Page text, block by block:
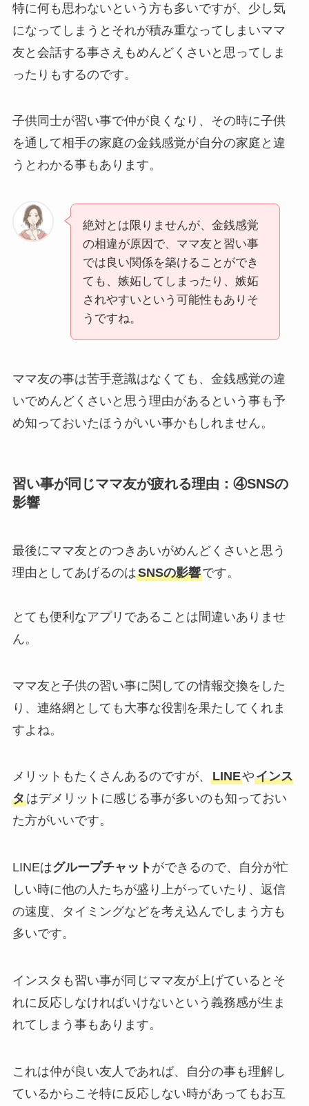
特に何も思わないという方も多いですが、少し気
になってしまうとそれが積み重なってしまいママ
友と会話する事さえもめんどくさいと思ってしま
ったりもするのです。
子供同士が習い事で仲が良くなり、その時に子供
を通して相手の家庭の金銭感覚が自分の家庭と違
うとわかる事もあります。
絶対とは限りませんが、金銭感覚
の相違が原因で、ママ友と習い事
では良い関係を築けることができ
ても、嫉妬してしまったり、嫉妬
されやすいという可能性もありそ
うですね。
ママ友の事は苦手意識はなくても、金銭感覚の違
いでめんどくさいと思う理由があるという事も予
め知っておいたほうがいい事かもしれません。
習い事が同じママ友が疲れる理由：④SNSの
影響
最後にママ友とのつきあいがめんどくさいと思う
理由としてあげるのはSNSの影響です。
とても便利なアプリであることは間違いありませ
ん。
ママ友と子供の習い事に関しての情報交換をした
り、連絡網としても大事な役割を果たしてくれま
すよね。
メリットもたくさんあるのですが、 LINEやインス
タはデメリットに感じる事が多いのも知っておい
た方がいいです。
LINEはグループチャット ができるので、自分が忙
しい時に他の人たちが盛り上がっていたり、返信
の速度、タイミングなどを考え込んでしまう方も
多いです。
インスタも習い事が同じママ友が上げているとそ
れに反応しなければいけないという義務感が生ま
れてしまう事もあります。
これは仲が良い友人であれば、自分の事も理解し
ているからこそ特に反応しない時があってもお互